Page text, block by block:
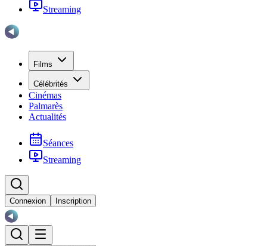
Streaming
Films
Célébrités
Cinémas
Palmarès
Actualités
Séances
Streaming
Connexion Inscription